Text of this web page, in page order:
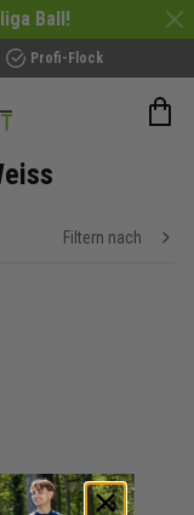
Ball!
Profi-Flock
Filtern nach